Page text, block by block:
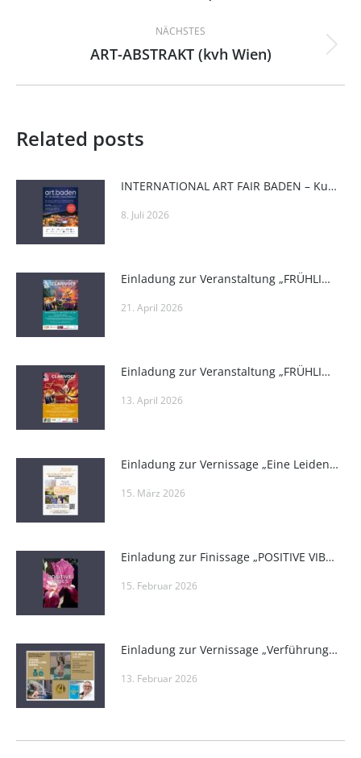
NÄCHSTES
Nächster
ART-ABSTRAKT (kvh Wien)
Related posts
INTERNATIONAL ART FAIR BADEN – Kunstmesse Baden
8. Juli 2026
Einladung zur Veranstaltung „FRÜHLING“
21. April 2026
Einladung zur Veranstaltung „FRÜHLING“
13. April 2026
Einladung zur Vernissage „Eine Leidenschaft – die Kunst“ in den Räumlichkeiten der Bildungsakademie Weinviertel
15. März 2026
Einladung zur Finissage „POSITIVE VIBES“ in der Private Gallery von Roland Puschitz und im Wieden-Bräu
15. Februar 2026
Einladung zur Vernissage „Verführung, Feuer, Spiel & Eleganz“ in den Seminarräumlichkeiten von one4you
13. Februar 2026